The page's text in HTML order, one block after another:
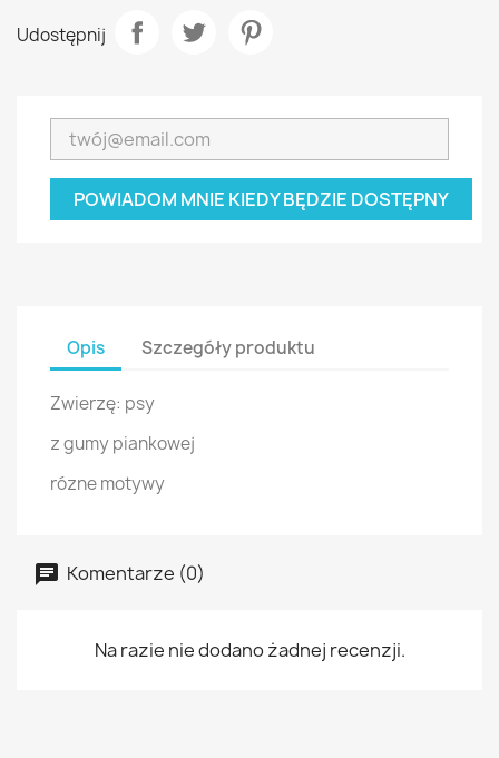
Udostępnij
POWIADOM MNIE KIEDY BĘDZIE DOSTĘPNY
Opis Szczegóły produktu
Zwierzę: psy
z gumy piankowej
rózne motywy
Komentarze (0)
Na razie nie dodano żadnej recenzji.